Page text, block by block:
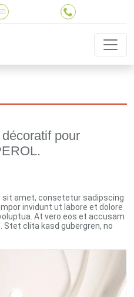
pour
sit amet, consetetur sadipscing
invidunt ut labore et dolore
At vero eos et accusam
Stet clita kasd gubergren, no